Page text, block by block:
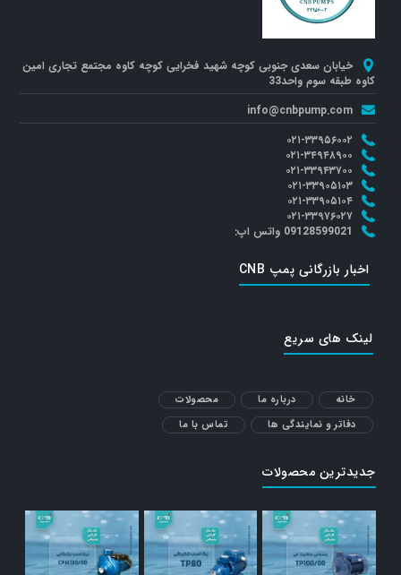
خیابان سعدی جنوبی کوچه شهید فخرایی کوچه کاوه مجتمع تجاری امین
کاوه طبقه سوم واحد33
info@cnbpump.com
۰۲۱-۳۳۹۵۶۰۰۲
۰۲۱-۳۴۹۴۸۹۰۰
۰۲۱-۳۳۹۴۳۷۰۰
۰۲۱-۳۳۹۰۵۱۰۳
۰۲۱-۳۳۹۰۵۱۰۴
۰۲۱-۳۳۹۷۶۰۲۷
09128599021 واتس اپ:
اخبار بازرگانی پمپ CNB
لینک های سریع
خانه درباره ما
محصولات
دفاتر و نمایندگی ها
تماس با ما
جدیدترین محصولات